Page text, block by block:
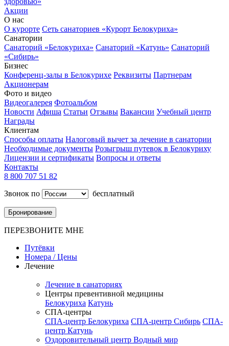
Акции
О нас
О курорте Сеть санаториев «Курорт Белокуриха»
Санатории
Санаторий «Белокуриха» Санаторий «Катунь» Санаторий
«Сибирь»
Бизнес
Конференц-залы в Белокурихе Реквизиты Партнерам
Акционерам
Фото и видео
Видеогалерея Фотоальбом
Новости Афиша Статьи Отзывы Вакансии Учебный центр
Награды
Клиентам
Способы оплаты Налоговый вычет за лечение в санатории
Необходимые документы Розыгрыш путевок в Белокуриху
Лицензии и сертификаты Вопросы и ответы
Контакты
8 800 707 51 82
Звонок по
бесплатный
Бронирование
ПЕРЕЗВОНИТЕ МНЕ
Путёвки
Номера / Цены
Лечение
Лечение в санаториях
Центры превентивной медицины
Белокуриха Катунь
СПА-центры
СПА-центр Белокуриха СПА-центр Сибирь СПА-
центр Катунь
Оздоровительный центр Водный мир